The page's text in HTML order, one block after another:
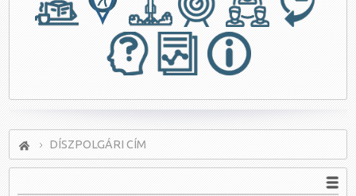
DÍSZPOLGÁRI CÍM